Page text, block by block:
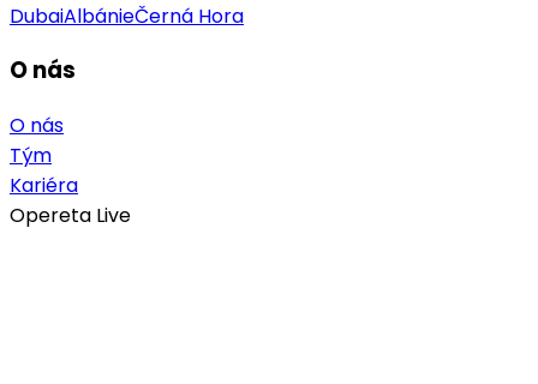
DubaiAlbánieČerná Hora
O nás
O nás
Tým
Kariéra
Opereta Live